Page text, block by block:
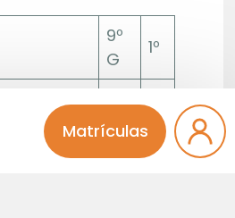
Matrículas
9º
G
1º
9º
F
1º
9º